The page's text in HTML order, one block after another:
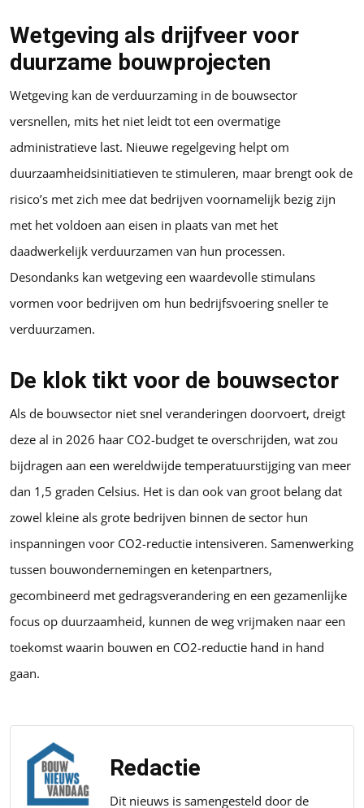
Wetgeving als drijfveer voor
duurzame bouwprojecten
Wetgeving kan de verduurzaming in de bouwsector
versnellen, mits het niet leidt tot een overmatige
administratieve last. Nieuwe regelgeving helpt om
duurzaamheidsinitiatieven te stimuleren, maar brengt ook de
risico’s met zich mee dat bedrijven voornamelijk bezig zijn
met het voldoen aan eisen in plaats van met het
daadwerkelijk verduurzamen van hun processen.
Desondanks kan wetgeving een waardevolle stimulans
vormen voor bedrijven om hun bedrijfsvoering sneller te
verduurzamen.
De klok tikt voor de bouwsector
Als de bouwsector niet snel veranderingen doorvoert, dreigt
deze al in 2026 haar CO2-budget te overschrijden, wat zou
bijdragen aan een wereldwijde temperatuurstijging van meer
dan 1,5 graden Celsius. Het is dan ook van groot belang dat
zowel kleine als grote bedrijven binnen de sector hun
inspanningen voor CO2-reductie intensiveren. Samenwerking
tussen bouwondernemingen en ketenpartners,
gecombineerd met gedragsverandering en een gezamenlijke
focus op duurzaamheid, kunnen de weg vrijmaken naar een
toekomst waarin bouwen en CO2-reductie hand in hand
gaan.
Redactie
Dit nieuws is samengesteld door de